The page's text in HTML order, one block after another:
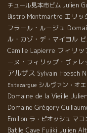
チュール見本市ビム Julien
Bistro Montmartre エリッ
フラール・ルージュ
ル・カゾ・デ・マイヨル
Camille Lapierre フィリ
ーヌ・フィリップ・ヴァレ
アルザス Sylvain Hoesch
Estezargue シルヴァン・オ
Domaine de la Vieille
Domaine Grégory
Emilion ラ・ピオッシュ マコ
Batlle Cave Fujiki Julien